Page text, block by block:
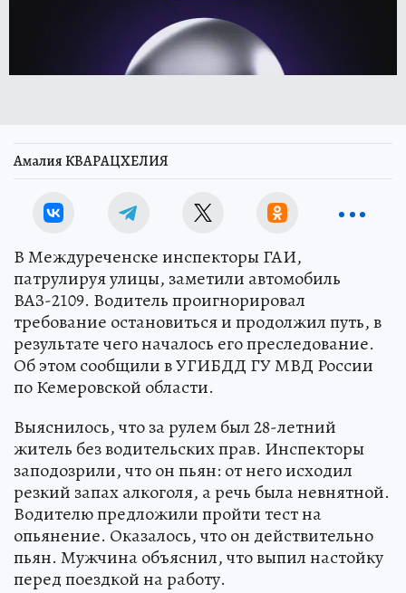
Амалия КВАРАЦХЕЛИЯ
В Междуреченске инспекторы ГАИ,
патрулируя улицы, заметили автомобиль
ВАЗ-2109. Водитель проигнорировал
требование остановиться и продолжил путь, в
результате чего началось его преследование.
Об этом сообщили в УГИБДД ГУ МВД России
по Кемеровской области.
Выяснилось, что за рулем был 28-летний
житель без водительских прав. Инспекторы
заподозрили, что он пьян: от него исходил
резкий запах алкоголя, а речь была невнятной.
Водителю предложили пройти тест на
опьянение. Оказалось, что он действительно
пьян. Мужчина объяснил, что выпил настойку
перед поездкой на работу.